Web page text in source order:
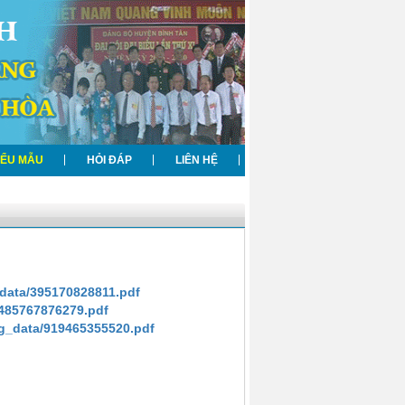
MẪU HỎI ĐÁP LIÊN HỆ
395170828811.pdf
919465355520.pdf